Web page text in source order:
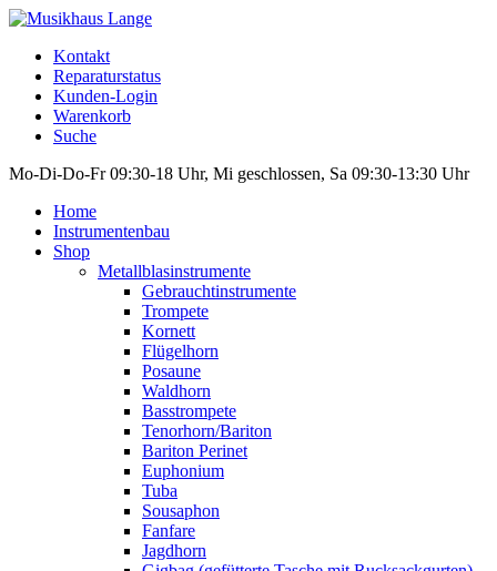
Kontakt
Reparaturstatus
Kunden-Login
Warenkorb
Suche
Mo-Di-Do-Fr 09:30-18 Uhr, Mi geschlossen, Sa 09:30-13:30 Uhr
Home
Instrumentenbau
Shop
Metallblasinstrumente
Gebrauchtinstrumente
Trompete
Kornett
Flügelhorn
Posaune
Waldhorn
Basstrompete
Tenorhorn/Bariton
Bariton Perinet
Euphonium
Tuba
Sousaphon
Fanfare
Jagdhorn